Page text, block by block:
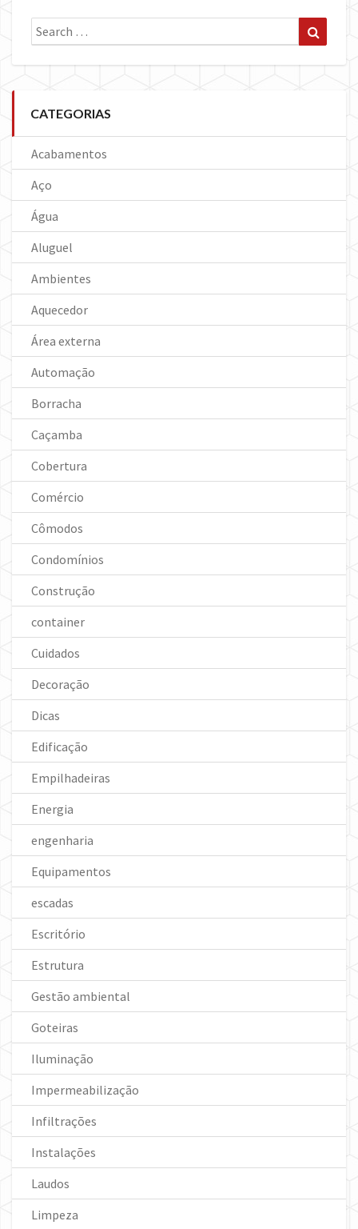
Search
for:
CATEGORIAS
Acabamentos
Aço
Água
Aluguel
Ambientes
Aquecedor
Área externa
Automação
Borracha
Caçamba
Cobertura
Comércio
Cômodos
Condomínios
Construção
container
Cuidados
Decoração
Dicas
Edificação
Empilhadeiras
Energia
engenharia
Equipamentos
escadas
Escritório
Estrutura
Gestão ambiental
Goteiras
Iluminação
Impermeabilização
Infiltrações
Instalações
Laudos
Limpeza